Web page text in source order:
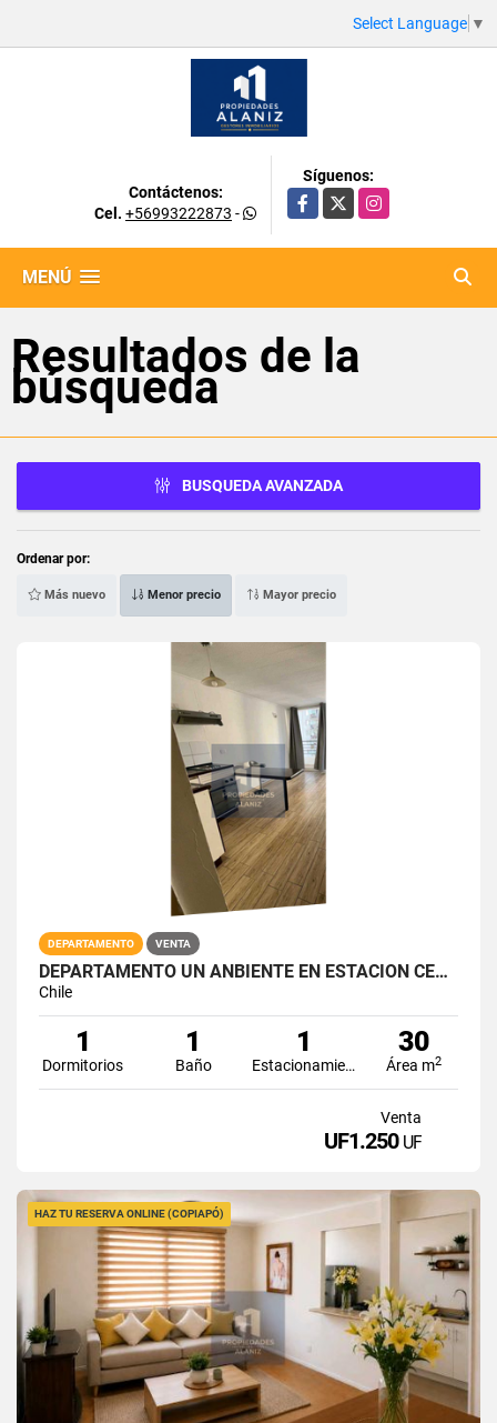
Select Language ▼
Contáctenos:
Cel. +56993222873 -
Síguenos:
Facebook
X Instagram
MENÚ
Resultados de la
búsqueda
BUSQUEDA AVANZADA
Ordenar por:
Más nuevo Menor precio Mayor precio
DEPARTAMENTO VENTA
DEPARTAMENTO UN ANBIENTE EN ESTACION CENTRAL
Chile
1
Dormitorios
1
Baño
1
Estacionamiento
30
Área m2
Venta
UF1.250 UF
HAZ TU RESERVA ONLINE (COPIAPÓ)